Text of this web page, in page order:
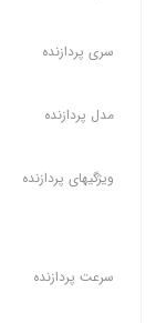
سری پردازنده
مدل پردازنده
ویژگیهای پردازنده
سرعت پردازنده